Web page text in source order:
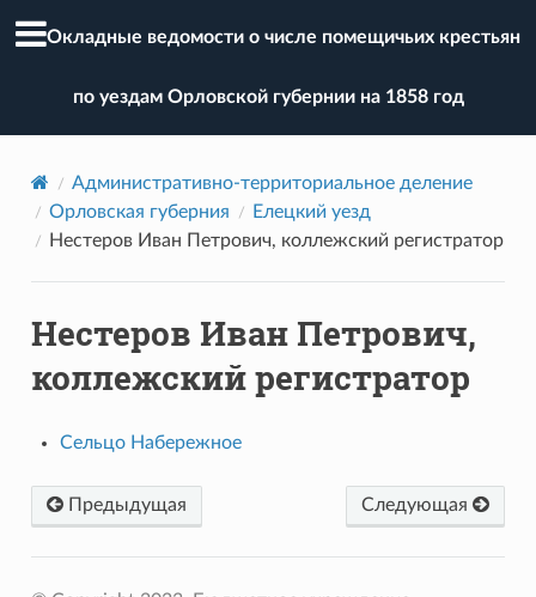
Окладные ведомости о числе помещичьих крестьян
по уездам Орловской губернии на 1858 год
Административно-территориальное деление
Орловская губерния
Елецкий уезд
Нестеров Иван Петрович, коллежский регистратор
Нестеров Иван Петрович,
коллежский регистратор
Сельцо Набережное
Предыдущая Следующая